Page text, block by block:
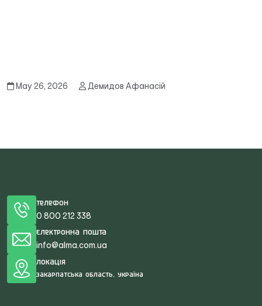
May 26, 2026 Демидов Афанасій
Телефон
0 800 212 338
Електронна пошта
info@alma.com.ua
Локація
Закарпатська область, Україна